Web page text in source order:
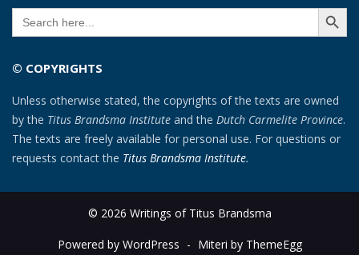
Search
for:
SEARCH
© COPYRIGHTS
Unless otherwise stated, the copyrights of the texts are owned
by the Titus Brandsma Institute and the Dutch Carmelite Province.
The texts are freely available for personal use. For questions or
requests contact the Titus Brandsma Institute.
© 2026 Writings of Titus Brandsma
Powered by WordPress - Miteri by ThemeEgg